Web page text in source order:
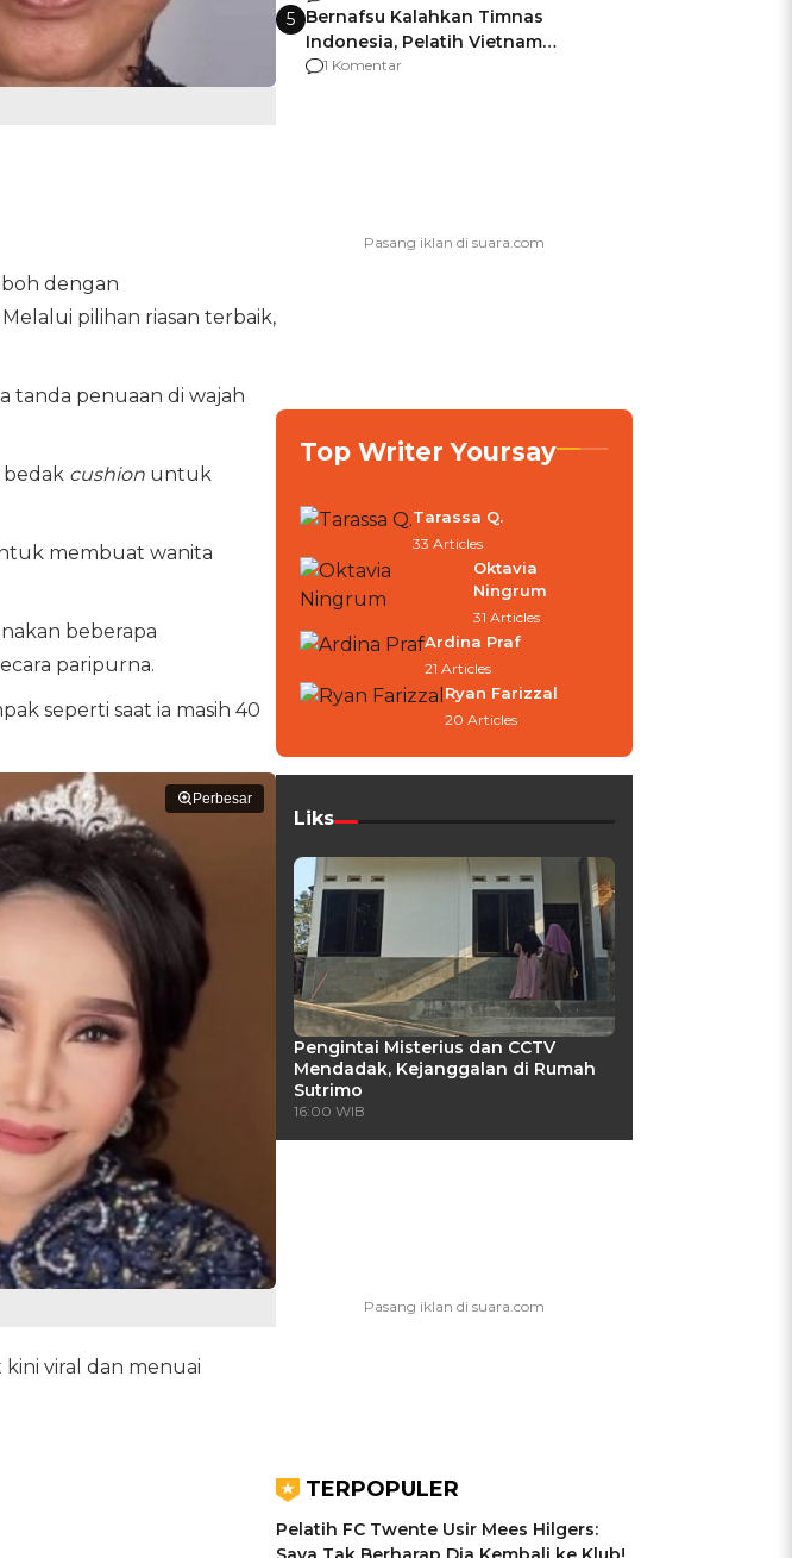
dengan
pilihan riasan terbaik,
tanda penuaan di wajah
bedak cushion untuk
membuat wanita
beberapa
paripurna.
seperti saat ia masih 40
Perbesar
viral dan menuai
5 Bernafsu Kalahkan Timnas
Indonesia, Pelatih Vietnam
Berencana Pakai Jimat di Pakansari
1 Komentar
Top Writer Yoursay
Tarassa Q.
33 Articles
Oktavia
Ningrum
31 Articles
Ardina Praf
21 Articles
Ryan Farizzal
20 Articles
Liks
Pengintai Misterius dan CCTV
Mendadak, Kejanggalan di Rumah
Sutrimo
16:00 WIB
TERPOPULER
Pelatih FC Twente Usir Mees Hilgers: